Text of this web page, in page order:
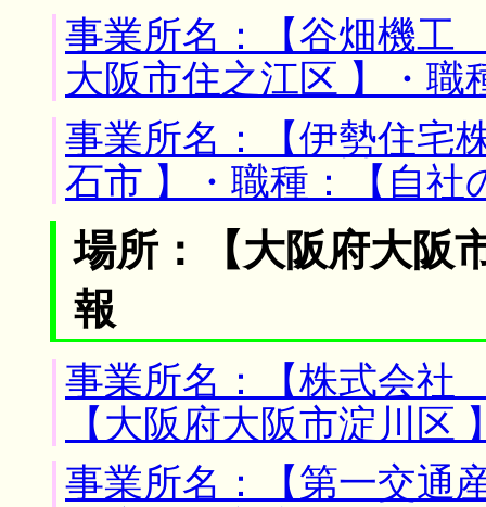
事業所名：【谷畑機工
大阪市住之江区 】・職
事業所名：【伊勢住宅
石市 】・職種：【自社
場所：【大阪府大阪
報
事業所名：【株式会
【大阪府大阪市淀川
事業所名：【第一交通